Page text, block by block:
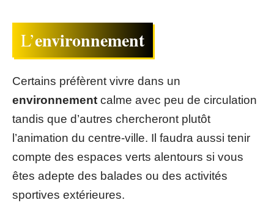
L’environnement
Certains préfèrent vivre dans un
environnement calme avec peu de circulation
tandis que d’autres chercheront plutôt
l’animation du centre-ville. Il faudra aussi tenir
compte des espaces verts alentours si vous
êtes adepte des balades ou des activités
sportives extérieures.